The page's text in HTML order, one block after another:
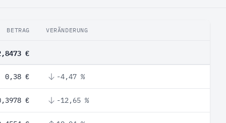
BETRAG VERÄNDERUNG
€
0,38 € -4,47 %
€ -12,65 %